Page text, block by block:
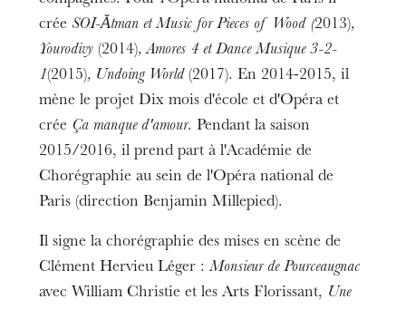
crée SOI-Ătman et Music for Pieces of Wood (2013),
Yourodivy (2014), Amores 4 et Dance Musique 3-2-
1(2015), Undoing World (2017). En 2014-2015, il
mène le projet Dix mois d'école et d'Opéra et
crée Ça manque d'amour. Pendant la saison
2015/2016, il prend part à l'Académie de
Chorégraphie au sein de l'Opéra national de
Paris (direction Benjamin Millepied).
Il signe la chorégraphie des mises en scène de
Clément Hervieu Léger :Monsieur de Pourceaugnac
avec William Christie et les Arts Florissant, Une